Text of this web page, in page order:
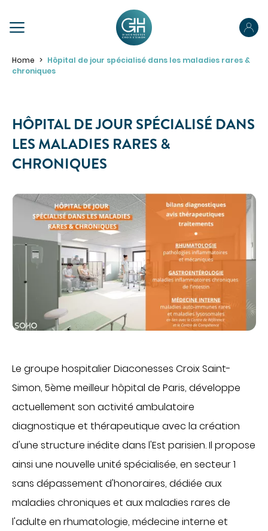
ABOUT US
OUR SPECIALTIES
MAKE AN APPOINTMENT
YOUR STAY
INTERNATIONAL PATIENTS
PORTAIL PATIENT
CONTACT
DONATE
PRÉPAREZ VOTRE SÉJOUR
Parcours ambulatoire
Votre sortie
Pour les patients porteurs de handicap
ACCÉDER À NOS ÉTABLISSEMENTS
PORTAIL PATIENT
Obtenir des informations sur mon hospitalisation
Obtenir la TV et le téléphone en chambre
Régler une facture
PATIENTS INTERNATIONNAUX
MÉDECINE
Centres de santé
Gastroentérologie
Gériatrie aiguë
Médecine interne
Oncologie
Proctologie
Rhumatologie
Soins palliatifs
Ville-hôpital
Home
Hôpital de jour spécialisé dans les maladies rares &
chroniques
HÔPITAL DE JOUR SPÉCIALISÉ DANS
LES MALADIES RARES &
CHRONIQUES
Le groupe hospitalier Diaconesses Croix Saint-
Simon, 5ème meilleur hôpital de Paris, développe
actuellement son activité ambulatoire
diagnostique et thérapeutique avec la création
d'une structure inédite dans l'Est parisien. Il propose
ainsi une nouvelle unité spécialisée, en secteur 1
sans dépassement d'honoraires, dédiée aux
maladies chroniques et aux maladies rares de
l'adulte en rhumatologie, médecine interne et